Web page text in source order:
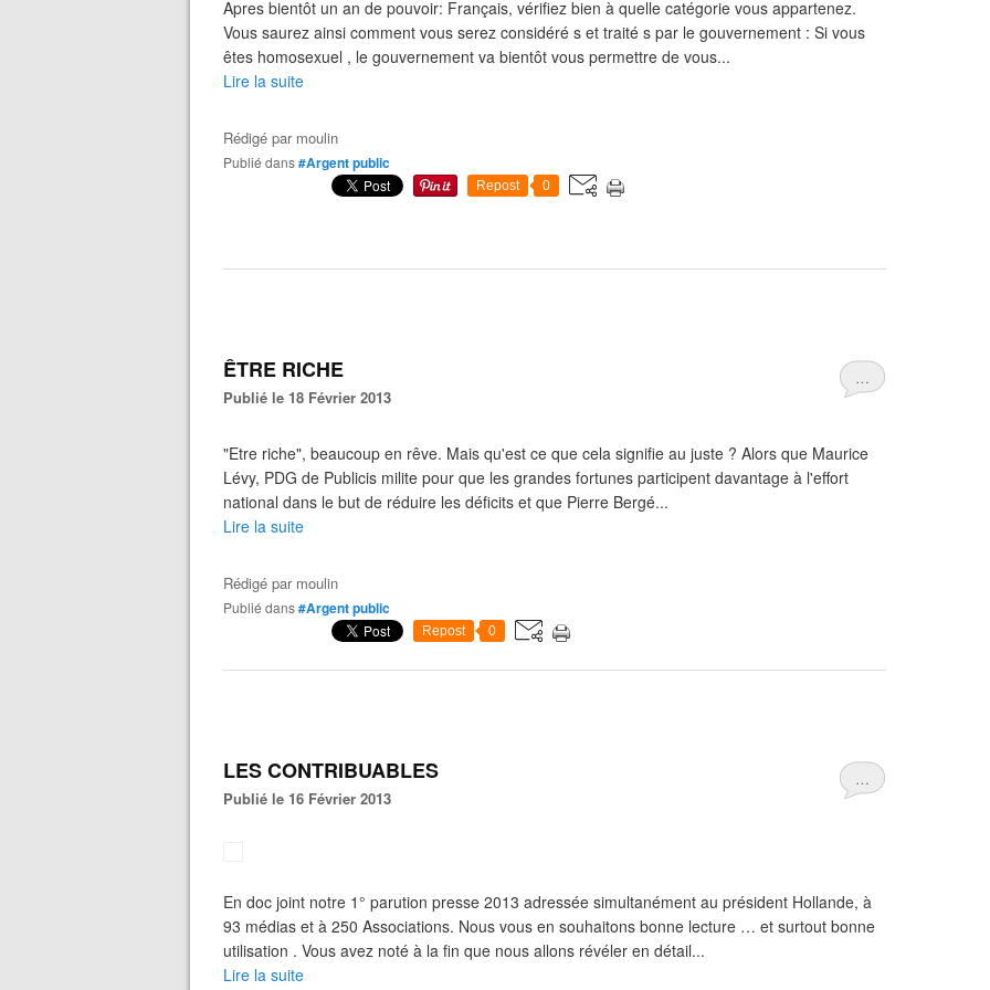
Apres bientôt un an de pouvoir: Français, vérifiez bien à quelle catégorie vous appartenez.
Vous saurez ainsi comment vous serez considéré s et traité s par le gouvernement : Si vous
êtes homosexuel , le gouvernement va bientôt vous permettre de vous...
Lire la suite
Rédigé par moulin
Publié dans#Argent public
Repost 0
…
ÊTRE RICHE
Publié le 18 Février 2013
"Etre riche", beaucoup en rêve. Mais qu'est ce que cela signifie au juste ? Alors que Maurice
Lévy, PDG de Publicis milite pour que les grandes fortunes participent davantage à l'effort
national dans le but de réduire les déficits et que Pierre Bergé...
Lire la suite
Rédigé par moulin
Publié dans#Argent public
Repost 0
…
LES CONTRIBUABLES
Publié le 16 Février 2013
En doc joint notre 1° parution presse 2013 adressée simultanément au président Hollande, à
93 médias et à 250 Associations. Nous vous en souhaitons bonne lecture … et surtout bonne
utilisation . Vous avez noté à la fin que nous allons révéler en détail...
Lire la suite